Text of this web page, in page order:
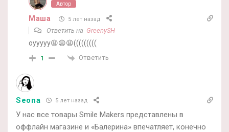
Автор
Маша 5 лет назад
Ответить на GreenySH
оууууу😩😩😩(((((((((
1 Ответить
Seona 5 лет назад
У нас все товары Smile Makers представлены в
оффлайн магазине и «Балерина» впечатляет, конечно